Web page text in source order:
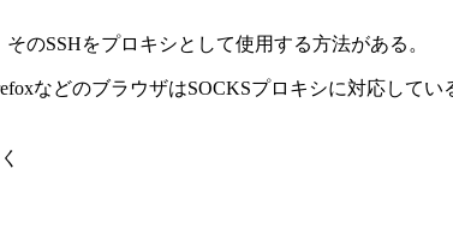
のSSHをプロキシとして使用する方法がある。
などのブラウザはSOCKSプロキシに対応して